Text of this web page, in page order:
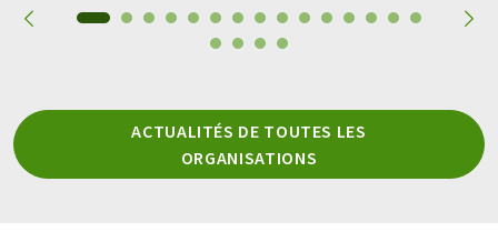
ACTUALITÉS DE TOUTES LES
ORGANISATIONS